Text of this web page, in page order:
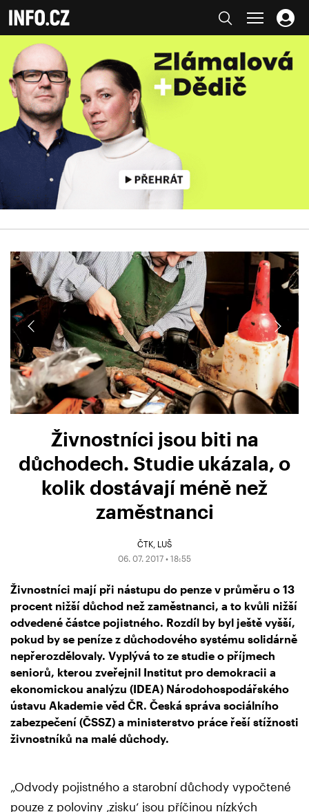
Živnostníci jsou biti na
důchodech. Studie ukázala, o
kolik dostávají méně než
zaměstnanci
ČTK LUŠ
06. 07. 2017 • 18:55
Živnostníci mají při nástupu do penze v průměru o 13
procent nižší důchod než zaměstnanci, a to kvůli nižší
odvedené částce pojistného. Rozdíl by byl ještě vyšší,
pokud by se peníze z důchodového systému solidárně
nepřerozdělovaly. Vyplývá to ze studie o příjmech
seniorů, kterou zveřejnil Institut pro demokracii a
ekonomickou analýzu (IDEA) Národohospodářského
ústavu Akademie věd ČR. Česká správa sociálního
zabezpečení (ČSSZ) a ministerstvo práce řeší stížnosti
živnostníků na malé důchody.
„Odvody pojistného a starobní důchody vypočtené
pouze z poloviny ‚zisku‘ jsou příčinou nízkých